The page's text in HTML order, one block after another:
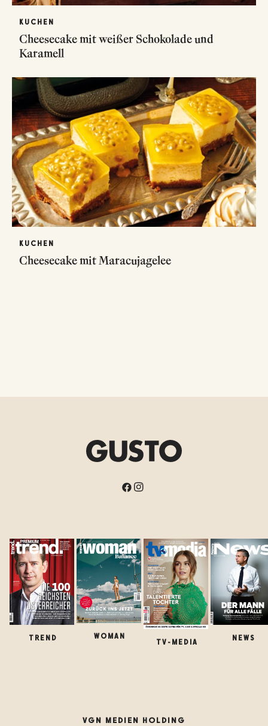
KUCHEN
Cheesecake mit weißer Schokolade und
Karamell
KUCHEN
Cheesecake mit Maracujagelee
TREND WOMAN
TV-MEDIA
NEWS
VGN MEDIEN HOLDING